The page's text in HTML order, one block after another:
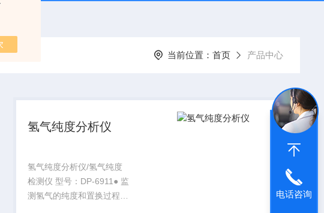
当前位置： 首页 产品中心
氢气纯度分析仪
氢气纯度分析仪/氢气纯度
检测仪 型号：DP-6911● 监
测氢气的纯度和置换过程：
电话咨询